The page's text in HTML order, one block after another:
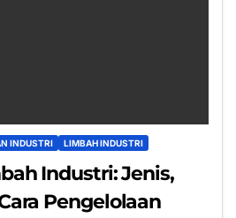
INDUSTRI LIMBAH INDUSTRI
Industri: Jenis,
Pengelolaan